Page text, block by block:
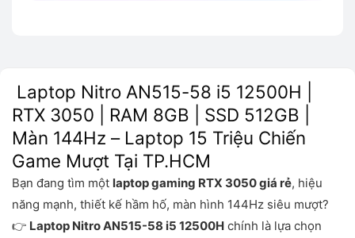
Laptop Nitro AN515-58 i5 12500H |
RTX 3050 | RAM 8GB | SSD 512GB |
Màn 144Hz – Laptop 15 Triệu Chiến
Game Mượt Tại TP.HCM
Bạn đang tìm một laptop gaming RTX 3050 giá rẻ, hiệu
năng mạnh, thiết kế hầm hố, màn hình 144Hz siêu mượt?
👉 Laptop Nitro AN515-58 i5 12500H chính là lựa chọn